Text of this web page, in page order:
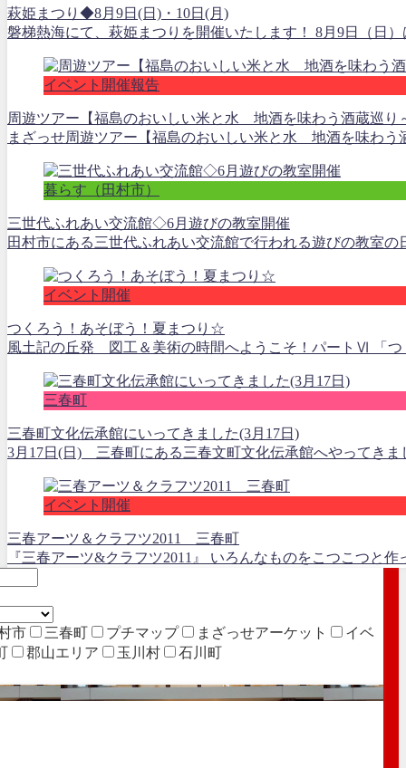
萩姫まつり◆8月9日(日)・10日(月)
磐梯熱海にて、萩姫まつりを開催いたします！ 8月9日（日
イベント開催報告
周遊ツアー【福島のおいしい米と水 地酒を味わう酒蔵巡
まざっせ周遊ツアー【福島のおいしい米と水 地酒を味わ
暮らす（田村市）
三世代ふれあい交流館◇6月遊びの教室開催
田村市にある三世代ふれあい交流館で行われる遊びの教室
イベント開催
つくろう！あそぼう！夏まつり☆
風土記の丘発 図工＆美術の時間へようこそ！パートⅥ 「
三春町
三春町文化伝承館にいってきました(3月17日)
3月17日(日) 三春町にある三春文町文化伝承館へやってき
イベント開催
三春アーツ＆クラフツ2011 三春町
『三春アーツ&クラフツ2011』 いろんなものをこつこつと
市 三春町 プチマップ まざっせアーケット
イベ
郡山エリア 玉川村 石川町